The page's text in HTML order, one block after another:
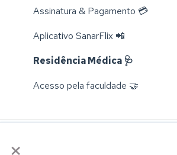
×
Rastreamento 🔎
Assinatura & Pagamento 💳
Aplicativo SanarFlix 📲
Residência Médica 🩺
Acesso pela faculdade 🤝